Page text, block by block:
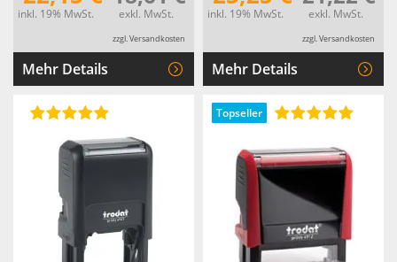
inkl. 19% MwSt. exkl. MwSt.
zzgl. Versandkosten
Mehr Details
inkl. 19% MwSt. exkl. MwSt.
zzgl. Versandkosten
Mehr Details
Topseller